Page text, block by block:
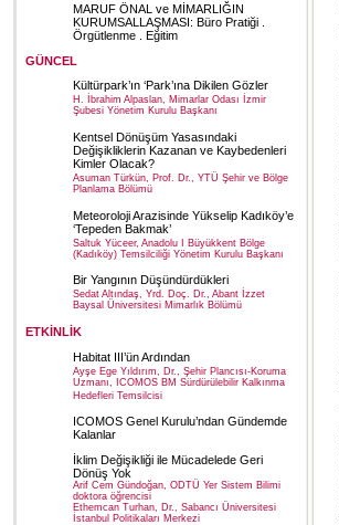
MARUF ÖNAL ve MİMARLIĞIN
KURUMSALLAŞMASI: Büro Pratiği .
Örgütlenme . Eğitim
GÜNCEL
Kültürpark’ın ‘Park’ına Dikilen Gözler
H. İbrahim Alpaslan, Mimarlar Odası İzmir
Şubesi Yönetim Kurulu Başkanı
Kentsel Dönüşüm Yasasındaki
Değişikliklerin Kazanan ve Kaybedenleri
Kimler Olacak?
Asuman Türkün, Prof. Dr., YTÜ Şehir ve Bölge
Planlama Bölümü
Meteoroloji Arazisinde Yükselip Kadıköy’e
‘Tepeden Bakmak’
Saltuk Yüceer, Anadolu I Büyükkent Bölge
(Kadıköy) Temsilciliği Yönetim Kurulu Başkanı
Bir Yangının Düşündürdükleri
Sedat Altındaş, Yrd. Doç. Dr., Abant İzzet
Baysal Üniversitesi Mimarlık Bölümü
ETKİNLİK
Habitat III’ün Ardından
Ayşe Ege Yıldırım, Dr., Şehir Plancısı-Koruma
Uzmanı, ICOMOS BM Sürdürülebilir Kalkınma
Hedefleri Temsilcisi
ICOMOS Genel Kurulu’ndan Gündemde
Kalanlar
İklim Değişikliği ile Mücadelede Geri
Dönüş Yok
Arif Cem Gündoğan, ODTÜ Yer Sistem Bilimi
doktora öğrencisi
Ethemcan Turhan, Dr., Sabancı Üniversitesi
İstanbul Politikaları Merkezi